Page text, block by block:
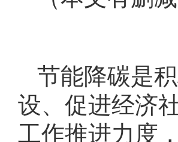
节能降碳是
设、促进经济
工作推进力度